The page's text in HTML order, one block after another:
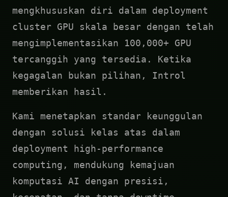
mengkhususkan diri dalam deployment
cluster GPU skala besar dengan telah
mengimplementasikan 100,000+ GPU
tercanggih yang tersedia. Ketika
kegagalan bukan pilihan, Introl
memberikan hasil.
Kami menetapkan standar keunggulan
dengan solusi kelas atas dalam
deployment high-performance
computing, mendukung kemajuan
komputasi AI dengan presisi,